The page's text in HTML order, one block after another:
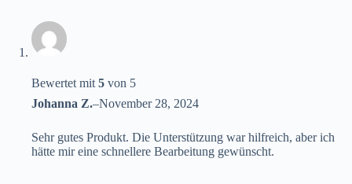
Bewertet mit 5 von 5
Johanna Z.–November 28, 2024
Sehr gutes Produkt. Die Unterstützung war hilfreich, aber ich
hätte mir eine schnellere Bearbeitung gewünscht.